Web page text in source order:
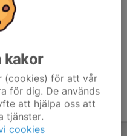
kakor
(cookies) för att vår
för dig. De används
att hjälpa oss att
tjänster.
cookies